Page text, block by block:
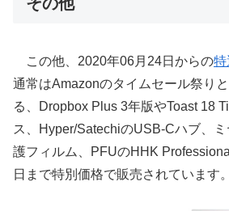
この他、2020年06月24日からの特
通常はAmazonのタイムセール祭り
る、Dropbox Plus 3年版やToast 18
ス、Hyper/SatechiのUSB-Cハブ、
護フィルム、PFUのHHK
日まで特別価格で販売されています。